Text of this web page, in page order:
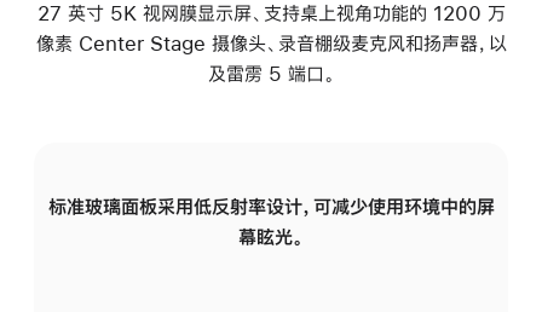
27 英寸 5K 视网膜显示屏、支持桌上视角功能的 1200 万
像素 Center Stage 摄像头、录音棚级麦克风和扬声器，以
及雷雳 5 端口。
标准玻璃面板采用低反射率设计，可减少使用环境中的屏
幕眩光。